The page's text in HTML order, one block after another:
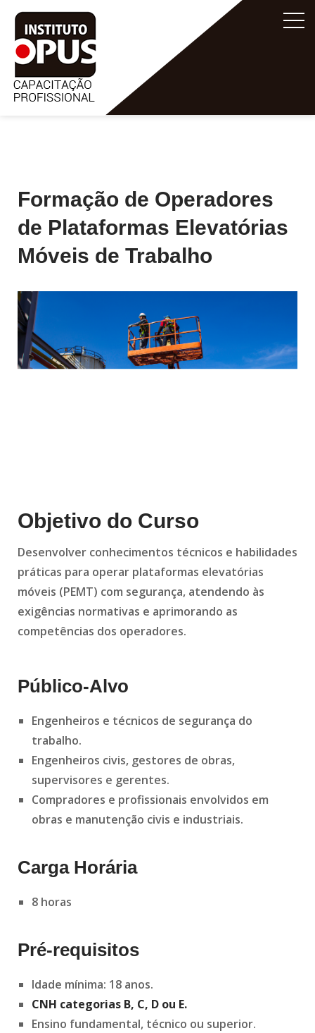
Formação de Operadores
de Plataformas Elevatórias
Móveis de Trabalho
Objetivo do Curso
Desenvolver conhecimentos técnicos e habilidades
práticas para operar plataformas elevatórias
móveis (PEMT) com segurança, atendendo às
exigências normativas e aprimorando as
competências dos operadores.
Público-Alvo
Engenheiros e técnicos de segurança do
trabalho.
Engenheiros civis, gestores de obras,
supervisores e gerentes.
Compradores e profissionais envolvidos em
obras e manutenção civis e industriais.
Carga Horária
8 horas
Pré-requisitos
Idade mínima: 18 anos.
CNH categorias B, C, D ou E.
Ensino fundamental, técnico ou superior.